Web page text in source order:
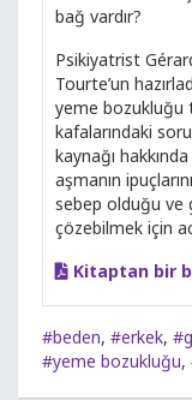
bağ vardır?
Psikiyatrist
Tourte’un
yeme bozukluğu
kafalarındaki
kaynağı
aşmanın
sebep olduğu ve
çözebilmek için
Kitaptan bir
#beden, #erkek,
#yeme bozukluğu,